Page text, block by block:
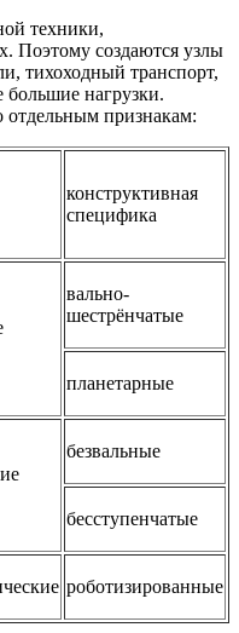
техники,
Поэтому создаются узлы
тихоходный транспорт,
нагрузки.
отдельным признакам:
конструктивная
специфика
вально-
шестрёнчатые
планетарные
безвальные
бесступенчатые
роботизированные